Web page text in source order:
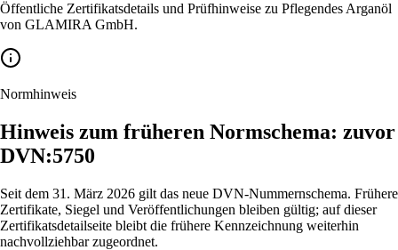
Öffentliche Zertifikatsdetails und Prüfhinweise zu Pflegendes Arganöl
von GLAMIRA GmbH.
Normhinweis
Hinweis zum früheren Normschema: zuvor
DVN:5750
Seit dem 31. März 2026 gilt das neue DVN-Nummernschema. Frühere
Zertifikate, Siegel und Veröffentlichungen bleiben gültig; auf dieser
Zertifikatsdetailseite bleibt die frühere Kennzeichnung weiterhin
nachvollziehbar zugeordnet.